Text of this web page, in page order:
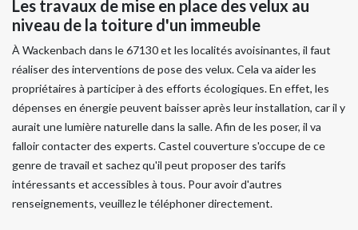
Les travaux de mise en place des velux au
niveau de la toiture d'un immeuble
À Wackenbach dans le 67130 et les localités avoisinantes, il faut
réaliser des interventions de pose des velux. Cela va aider les
propriétaires à participer à des efforts écologiques. En effet, les
dépenses en énergie peuvent baisser après leur installation, car il y
aurait une lumière naturelle dans la salle. Afin de les poser, il va
falloir contacter des experts. Castel couverture s'occupe de ce
genre de travail et sachez qu'il peut proposer des tarifs
intéressants et accessibles à tous. Pour avoir d'autres
renseignements, veuillez le téléphoner directement.